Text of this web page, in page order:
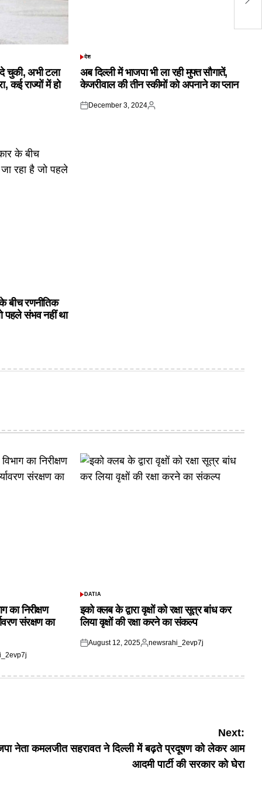
दे चुकी, अभी टला
कई राज्यों में हो
POSTED
देश
अब दिल्ली में भाजपा भी ला रही मुफ्त सौगातें,
केजरीवाल की तीन स्कीमों को अपनाने का प्लान
Posted
December 3, 2024
Posted
बीच रणनीतिक
पहले संभव नहीं था
का निरीक्षण
संरक्षण का
POSTED
DATIA
इको क्लब के द्वारा वृक्षों को रक्षा सूत्र बांध कर
लिया वृक्षों की रक्षा करने का संकल्प
Posted
August 12, 2025
Posted
newsrahi_2evp7j
Next:
नेता कमलजीत सहरावत ने दिल्ली में बढ़ते प्रदूषण को लेकर आम
आदमी पार्टी की सरकार को घेरा